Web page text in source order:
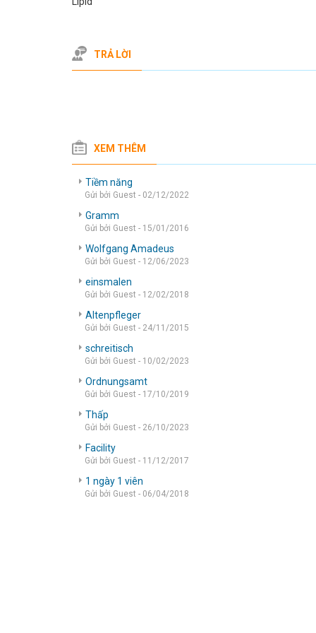
TRẢ LỜI
XEM THÊM
Tiềm năng
Gửi bởi Guest - 02/12/2022
Gramm
Gửi bởi Guest - 15/01/2016
Wolfgang Amadeus
Gửi bởi Guest - 12/06/2023
einsmalen
Gửi bởi Guest - 12/02/2018
Altenpfleger
Gửi bởi Guest - 24/11/2015
schreitisch
Gửi bởi Guest - 10/02/2023
Ordnungsamt
Gửi bởi Guest - 17/10/2019
Thấp
Gửi bởi Guest - 26/10/2023
Facility
Gửi bởi Guest - 11/12/2017
1 ngày 1 viên
Gửi bởi Guest - 06/04/2018